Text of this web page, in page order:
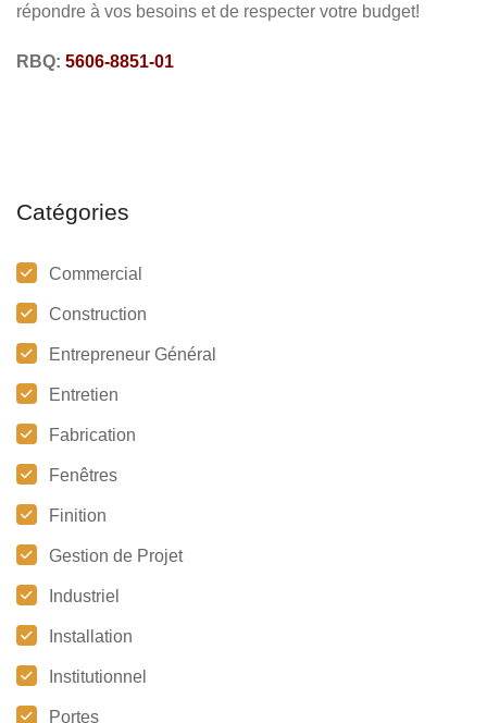
répondre à vos besoins et de respecter votre budget!
RBQ: 5606-8851-01
Catégories
Commercial
Construction
Entrepreneur Général
Entretien
Fabrication
Fenêtres
Finition
Gestion de Projet
Industriel
Installation
Institutionnel
Portes